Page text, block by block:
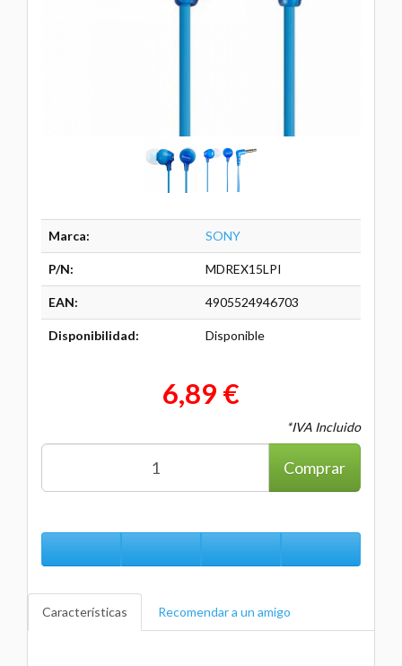
Marca: SONY
P/N: MDREX15LPI
EAN: 4905524946703
Disponibilidad: Disponible
6,89 €
*IVA Incluido
Comprar
Características Recomendar a un amigo